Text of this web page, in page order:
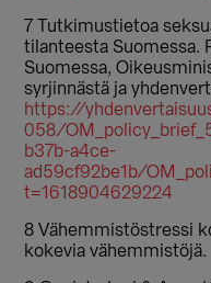
7 Tutkimustietoa
tilanteesta Suomessa.
Suomessa,
syrjinnästä ja
https://
058/
b37b-a4ce-
ad59cf92be1b/
t=1618904629224
8 Vähemmistöstressi
kokevia vähemmistöjä.